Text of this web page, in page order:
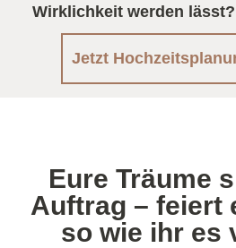
Wirklichkeit werden lässt?
Jetzt
Eure Träume
Auftrag – feiert
so wie ihr es